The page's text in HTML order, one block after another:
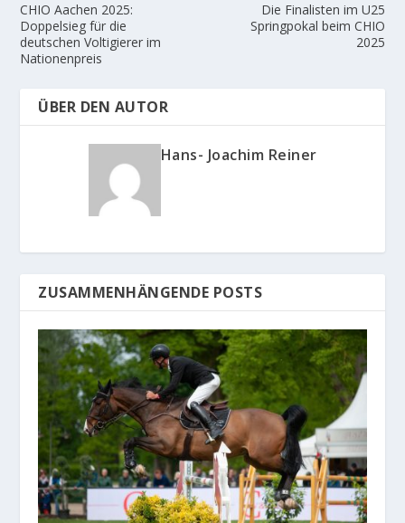
CHIO Aachen 2025:
Doppelsieg für die
deutschen Voltigierer im
Nationenpreis
Die Finalisten im U25
Springpokal beim CHIO
2025
ÜBER DEN AUTOR
Hans- Joachim Reiner
ZUSAMMENHÄNGENDE POSTS